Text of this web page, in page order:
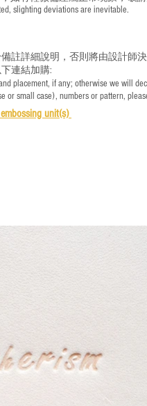
slighting deviations are inevitable.
註詳細說明，否則將由設計師
連結加購:
placement, if any; otherwise we will
or small case), numbers or pattern,
unit(s)